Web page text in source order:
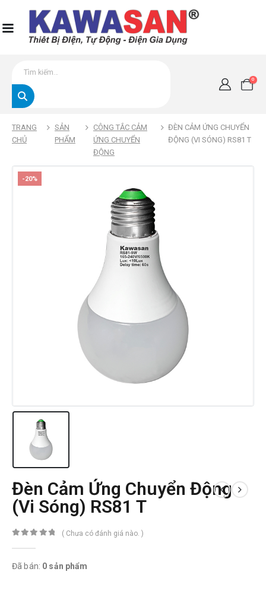
0
TRANG
CHỦ
SẢN
PHẨM
CÔNG TẮC CẢM
ỨNG CHUYỂN
ĐỘNG
ĐÈN CẢM ỨNG CHUYỂN
ĐỘNG (VI SÓNG) RS81 T
-20%
Đèn Cảm Ứng Chuyển Động
(Vi Sóng) RS81 T
( Chưa có đánh giá nào. )
Đã bán: 0 sản phẩm